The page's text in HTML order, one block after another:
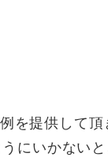
を提供して頂
にいかない